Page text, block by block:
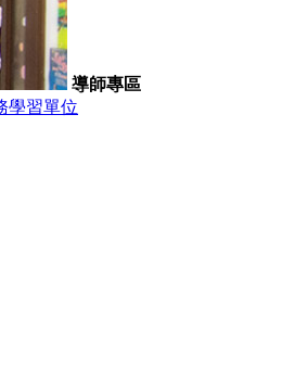
導師專區
學習單位